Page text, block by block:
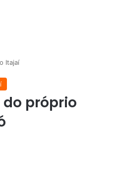
Itajaí
do próprio